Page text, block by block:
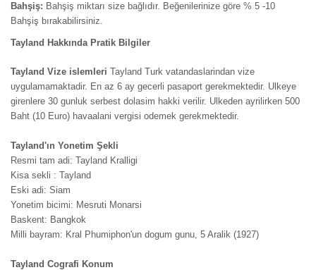
Bahşiş: Bahşiş miktarı size bağlıdır. Beğenilerinize göre % 5 -10
Bahşiş bırakabilirsiniz.
Tayland Hakkında Pratik Bilgiler
Tayland Vize islemleri Tayland Turk vatandaslarindan vize
uygulamamaktadir. En az 6 ay gecerli pasaport gerekmektedir. Ulkeye
girenlere 30 gunluk serbest dolasim hakki verilir. Ulkeden ayrilirken 500
Baht (10 Euro) havaalani vergisi odemek gerekmektedir.
Tayland'ın Yonetim Şekli
Resmi tam adi: Tayland Kralligi
Kisa sekli : Tayland
Eski adi: Siam
Yonetim bicimi: Mesruti Monarsi
Baskent: Bangkok
Milli bayram: Kral Phumiphon'un dogum gunu, 5 Aralik (1927)
Tayland Cografi Konum